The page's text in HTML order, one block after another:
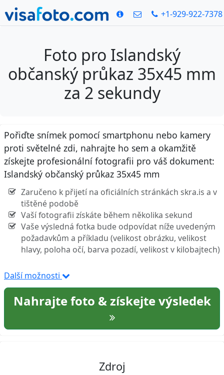
+1-929-922-7378
Foto pro Islandský
občanský průkaz 35x45 mm
za 2 sekundy
Pořiďte snímek pomocí smartphonu nebo kamery
proti světelné zdi, nahrajte ho sem a okamžitě
získejte profesionální fotografii pro váš dokument:
Islandský občanský průkaz 35x45 mm
Zaručeno k přijetí na oficiálních stránkách skra.is a v
tištěné podobě
Vaší fotografii získáte během několika sekund
Vaše výsledná fotka bude odpovídat níže uvedeným
požadavkům a příkladu (velikost obrázku, velikost
hlavy, poloha očí, barva pozadí, velikost v kilobajtech)
Další možnosti
Nahrajte foto & získejte výsledek
Zdroj